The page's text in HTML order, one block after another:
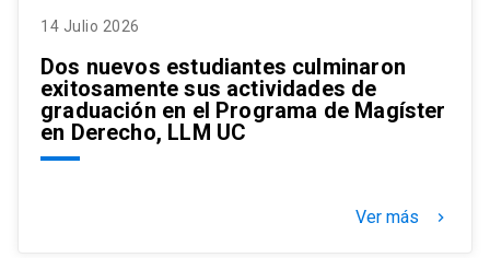
14 Julio 2026
Dos nuevos estudiantes culminaron
exitosamente sus actividades de
graduación en el Programa de Magíster
en Derecho, LLM UC
Ver más keyboard_arrow_right